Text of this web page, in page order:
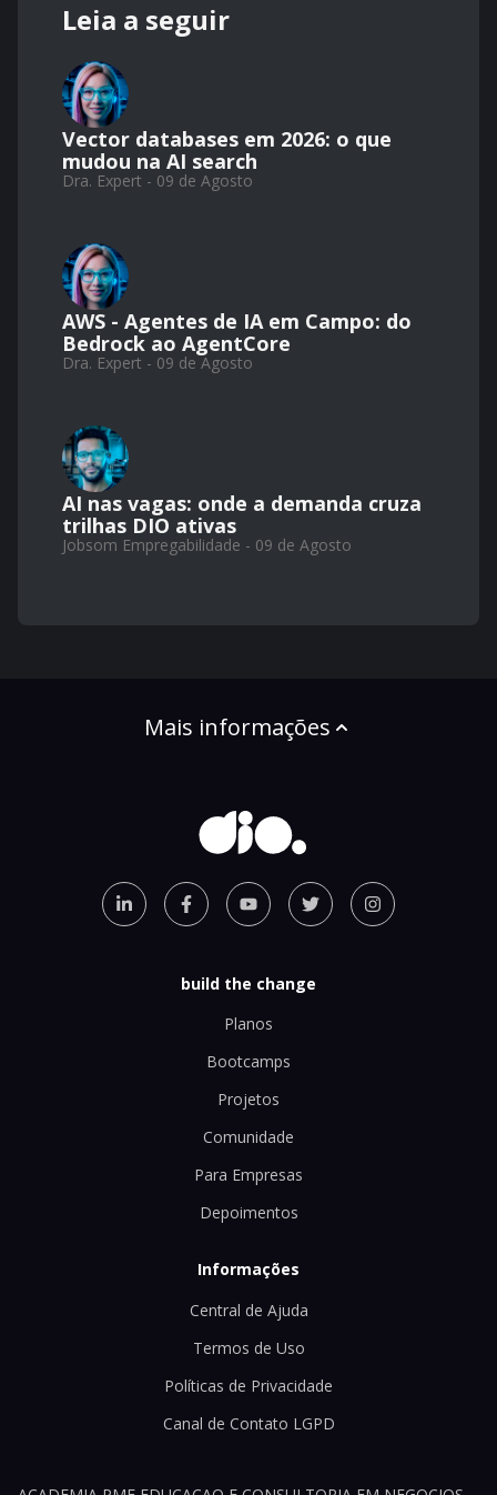
Leia a seguir
Vector databases em 2026: o que
mudou na AI search
Dra. Expert - 09 de Agosto
AWS - Agentes de IA em Campo: do
Bedrock ao AgentCore
Dra. Expert - 09 de Agosto
AI nas vagas: onde a demanda cruza
trilhas DIO ativas
Jobsom Empregabilidade - 09 de Agosto
Mais informações
build the change
Planos
Bootcamps
Projetos
Comunidade
Para Empresas
Depoimentos
Informações
Central de Ajuda
Termos de Uso
Políticas de Privacidade
Canal de Contato LGPD